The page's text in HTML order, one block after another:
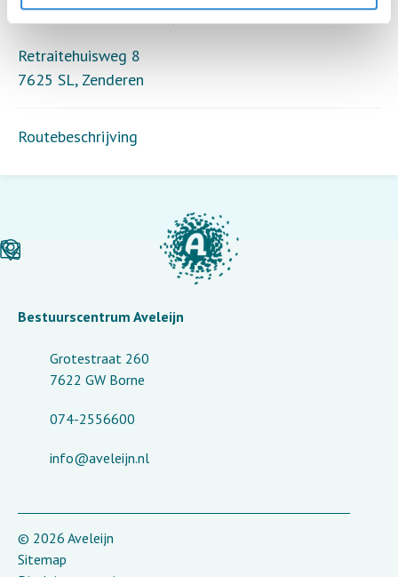
Veld De Zwanenhof, Zenderen
Retraitehuisweg 8
7625 SL, Zenderen
Routebeschrijving
Bestuurscentrum Aveleijn
Grotestraat 260
7622 GW Borne
074-2556600
info@aveleijn.nl
© 2026 Aveleijn
Sitemap